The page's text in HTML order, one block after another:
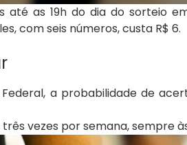
até as 19h do dia do sorteio
com seis números, custa R$ 6.
Federal, a probabilidade de
vezes por semana, sempre